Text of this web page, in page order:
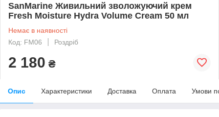
SanMarine Живильний зволожуючий крем
Fresh Moisture Hydra Volume Cream 50 мл
Немає в наявності
Код: FM06
Роздріб
2 180 ₴
Опис Характеристики Доставка Оплата Умови